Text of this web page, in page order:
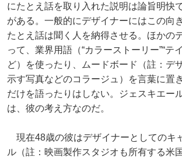
にたとえ話を取り入れた説明は論旨明快
がある。一般的にデザイナーにはこの向
たとえ話は聞く人を納得させる。ほかの
って、業界用語（“カラーストーリー”“テ
ど）を使ったり、ムードボード（註：デ
示す写真などのコラージュ）を言葉に置
だけを語ったりはしない。ジェスキエー
は、彼の考え方なのだ。
現在48歳の彼はデザイナーとしてのキ
ル（註：映画製作スタジオも所有する米